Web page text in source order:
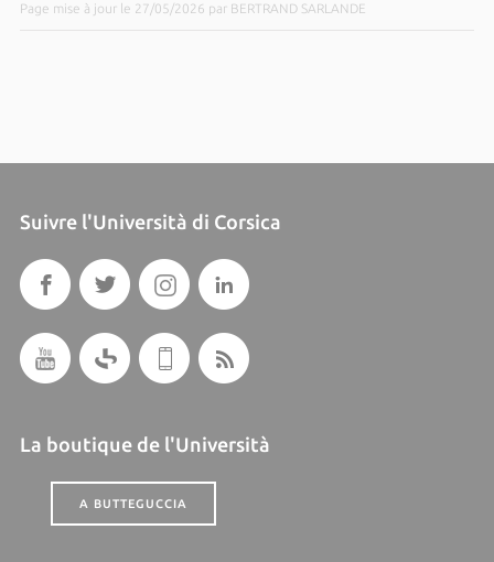
Page mise à jour le 27/05/2026 par BERTRAND SARLANDE
Suivre l'Università di Corsica
La boutique de l'Università
A BUTTEGUCCIA